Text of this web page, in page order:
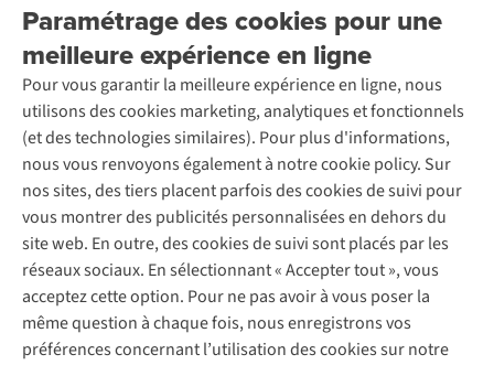
Paramétrage des cookies pour une
meilleure expérience en ligne
Pour vous garantir la meilleure expérience en ligne, nous
utilisons des cookies marketing, analytiques et fonctionnels
(et des technologies similaires). Pour plus d'informations,
nous vous renvoyons également à notre cookie policy. Sur
nos sites, des tiers placent parfois des cookies de suivi pour
vous montrer des publicités personnalisées en dehors du
site web. En outre, des cookies de suivi sont placés par les
réseaux sociaux. En sélectionnant « Accepter tout », vous
acceptez cette option. Pour ne pas avoir à vous poser la
même question à chaque fois, nous enregistrons vos
préférences concernant l’utilisation des cookies sur notre
Retourner
Rétractation d'une commande
Entretien & réparations
Garantie
Contactez-nous
Entreprise responsable
À propos d’Ayacucho
Nos magasins
À propos d’A.S.Adventure
Déclaration d'accessibilité
Location / Location sports d’hiver
Seconde-main
Entretien de ski
Service de lavage
Entretien de chaussures
Réparation de chaussures
Réparation de vêtements
Retouches
Pour les entreprises
Découvrez
A.S.Magazine
Explore Camp
Expertise & conseils
Abonnez-vous à la newsletter
Suivez-nous